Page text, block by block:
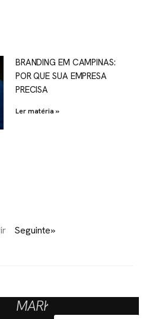
BRANDING EM CAMPINAS:
POR QUE SUA EMPRESA
PRECISA
Ler matéria »
Seguinte»
MARKETING